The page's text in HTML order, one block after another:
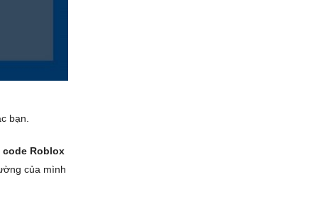
bạn.
code Roblox
của mình